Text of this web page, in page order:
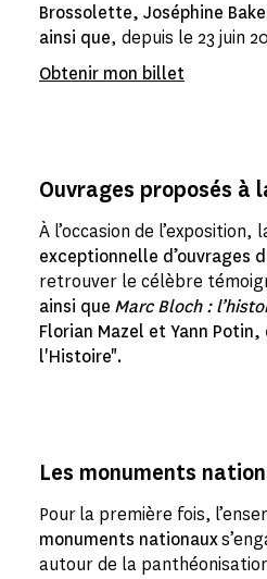
Brossolette, Joséphine
ainsi que, depuis le 23 juin
Obtenir mon billet
Ouvrages proposés à
À l’occasion de
exceptionnelle d’ouvrages
retrouver le célèbre
ainsi que Marc Bloch :
Florian Mazel et Yann
l'Histoire".
Les monuments
Pour la première fois,
monuments nationaux
autour de la